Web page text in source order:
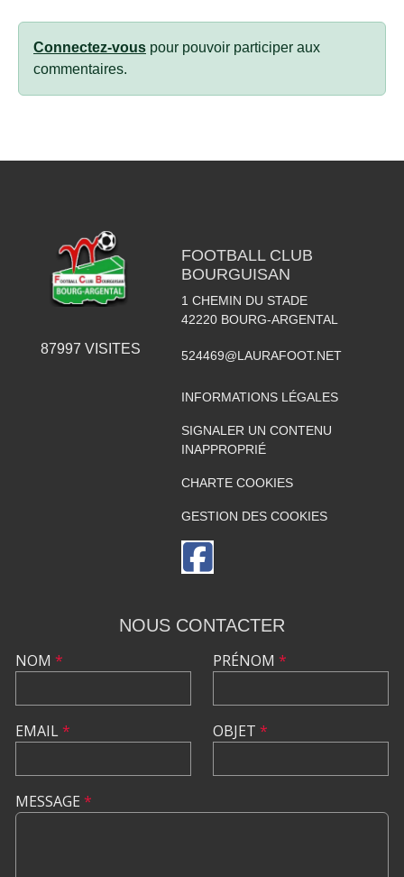
Connectez-vous pour pouvoir participer aux
commentaires.
87997 VISITES
FOOTBALL CLUB
BOURGUISAN
1 CHEMIN DU STADE
42220 BOURG-ARGENTAL
524469@LAURAFOOT.NET
INFORMATIONS LÉGALES
SIGNALER UN CONTENU
INAPPROPRIÉ
CHARTE COOKIES
GESTION DES COOKIES
NOUS CONTACTER
NOM *
EMAIL*
PRÉNOM *
OBJET *
MESSAGE *